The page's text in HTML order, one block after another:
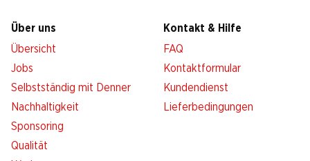
Über uns
Übersicht
Jobs
Selbstständig mit Denner
Nachhaltigkeit
Sponsoring
Qualität
Kontakt & Hilfe
FAQ
Kontaktformular
Kundendienst
Lieferbedingungen